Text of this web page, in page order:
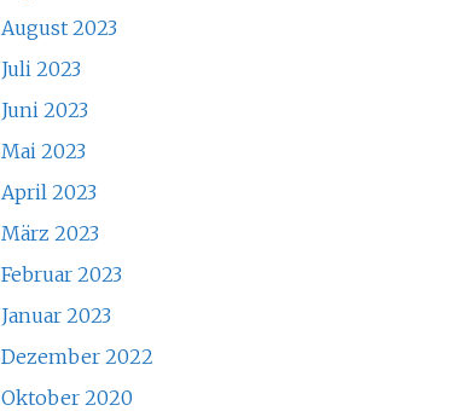
August 2023
Juli 2023
Juni 2023
Mai 2023
April 2023
März 2023
Februar 2023
Januar 2023
Dezember 2022
Oktober 2020